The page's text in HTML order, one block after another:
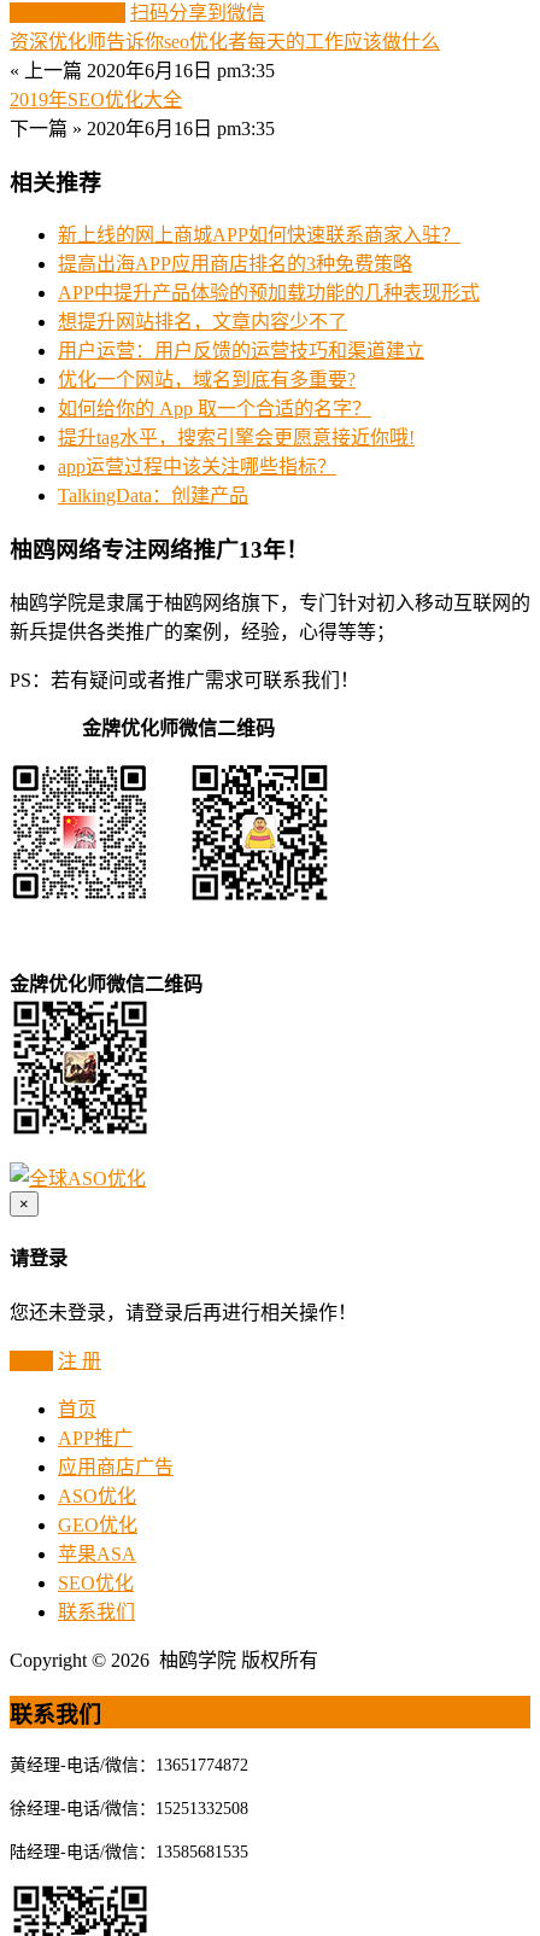
扫码分享到微信
资深优化师告诉你seo优化者每天的工作应该做什么
« 上一篇 2020年6月16日 pm3:35
2019年SEO优化大全
下一篇 » 2020年6月16日 pm3:35
相关推荐
新上线的网上商城APP如何快速联系商家入驻？
提高出海APP应用商店排名的3种免费策略
APP中提升产品体验的预加载功能的几种表现形式
想提升网站排名，文章内容少不了
用户运营：用户反馈的运营技巧和渠道建立
优化一个网站，域名到底有多重要?
如何给你的 App 取一个合适的名字？
提升tag水平，搜索引擎会更愿意接近你哦!
app运营过程中该关注哪些指标？
TalkingData：创建产品
柚鸥网络专注网络推广13年！
柚鸥学院是隶属于柚鸥网络旗下，专门针对初入移动互联网的
新兵提供各类推广的案例，经验，心得等等；
PS：若有疑问或者推广需求可联系我们！
金牌优化师微信二维码
金牌优化师微信二维码
×
请登录
您还未登录，请登录后再进行相关操作！
注 册
首页
APP推广
应用商店广告
ASO优化
GEO优化
苹果ASA
SEO优化
联系我们
Copyright © 2026 柚鸥学院 版权所有
联系我们
黄经理-电话/微信：13651774872
徐经理-电话/微信：15251332508
陆经理-电话/微信：13585681535